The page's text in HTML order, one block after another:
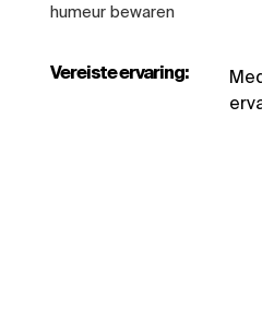
humeur bewaren
Vereiste ervaring: